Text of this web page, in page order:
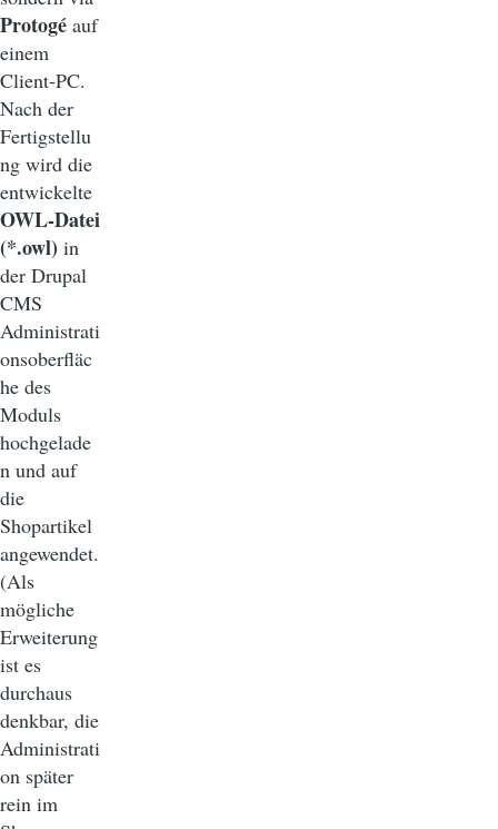
Protogé auf
einem
Client-PC.
Nach der
Fertigstellu
ng wird die
entwickelte
OWL-Datei
(*.owl) in
der Drupal
CMS
Administrati
onsoberfläc
he des
Moduls
hochgelade
n und auf
die
Shopartikel
angewendet.
(Als
mögliche
Erweiterung
ist es
durchaus
denkbar, die
Administrati
on später
rein im